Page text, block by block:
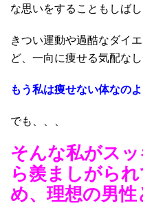
な思いをすることもしばし
きつい運動や過酷なダイ
ど、一向に痩せる気配な
もう私は痩せない体なのよ
でも、、、
そんな私がス
ら羨ましがら
め、理想の男